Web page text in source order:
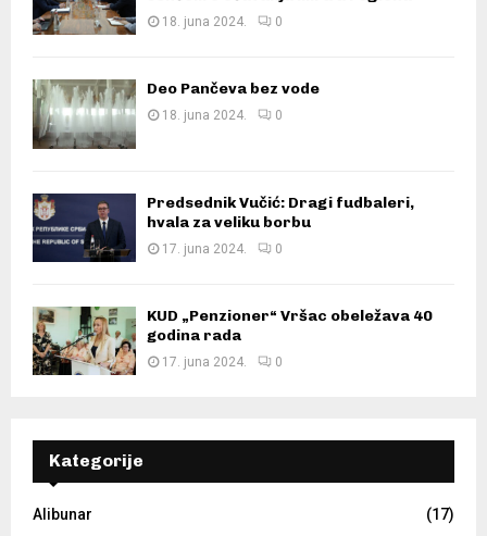
18. juna 2024. 0
Deo Pančeva bez vode
18. juna 2024. 0
Predsednik Vučić: Dragi fudbaleri,
hvala za veliku borbu
17. juna 2024. 0
KUD „Penzioner“ Vršac obeležava 40
godina rada
17. juna 2024. 0
Kategorije
Alibunar
(17)